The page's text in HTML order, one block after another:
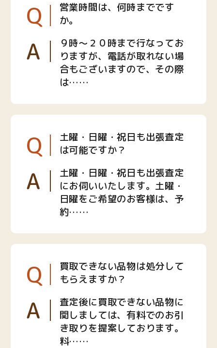
Q
営業時間は、何時までです
か。
A
９時〜２０時まで行なってお
りますが、電話が取れない場
合もございますので、その際
は……
Q
土曜・日曜・祝日も出張査定
は可能ですか？
A
土曜・日曜・祝日も出張査定
にお伺いいたします。土曜・
日曜をご希望のお客様は、予
約……
Q
買取できない品物は処分して
もらえますか？
A
査定後に買取できない品物に
関しましては、有料でのお引
き取りを提案しております。
料……